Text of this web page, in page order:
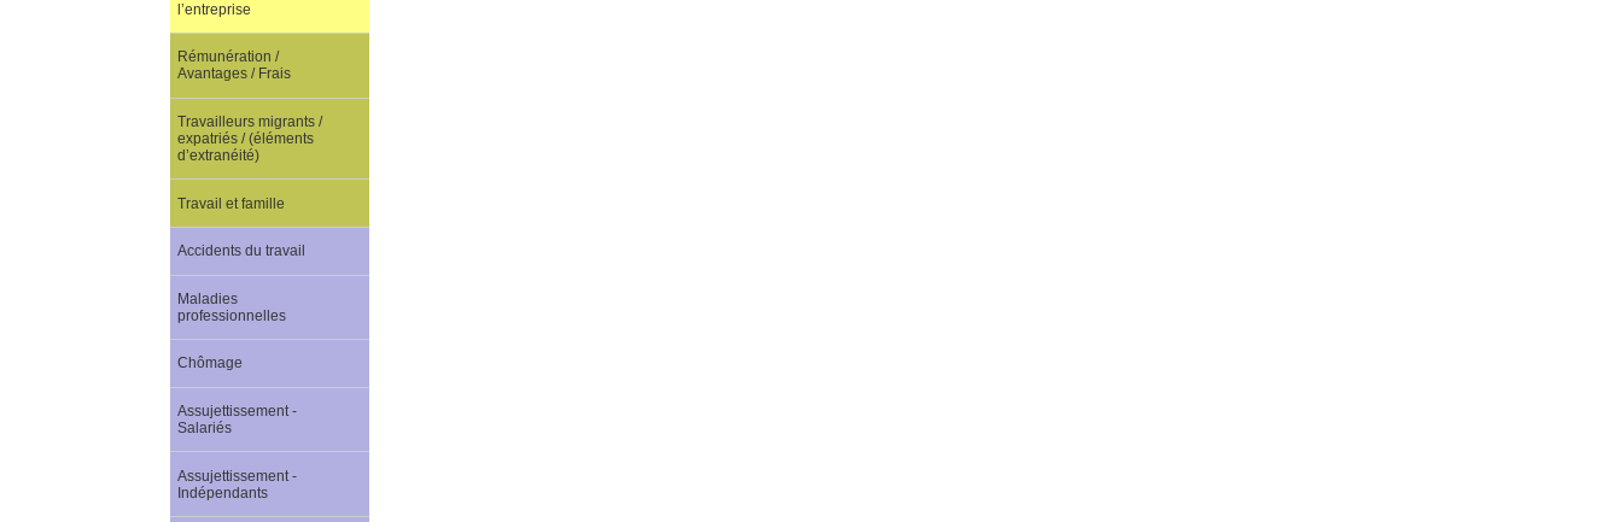
l’entreprise
Rémunération /
Avantages / Frais
Travailleurs migrants /
expatriés / (éléments
d’extranéité)
Travail et famille
Accidents du travail
Maladies
professionnelles
Chômage
Assujettissement -
Salariés
Assujettissement -
Indépendants